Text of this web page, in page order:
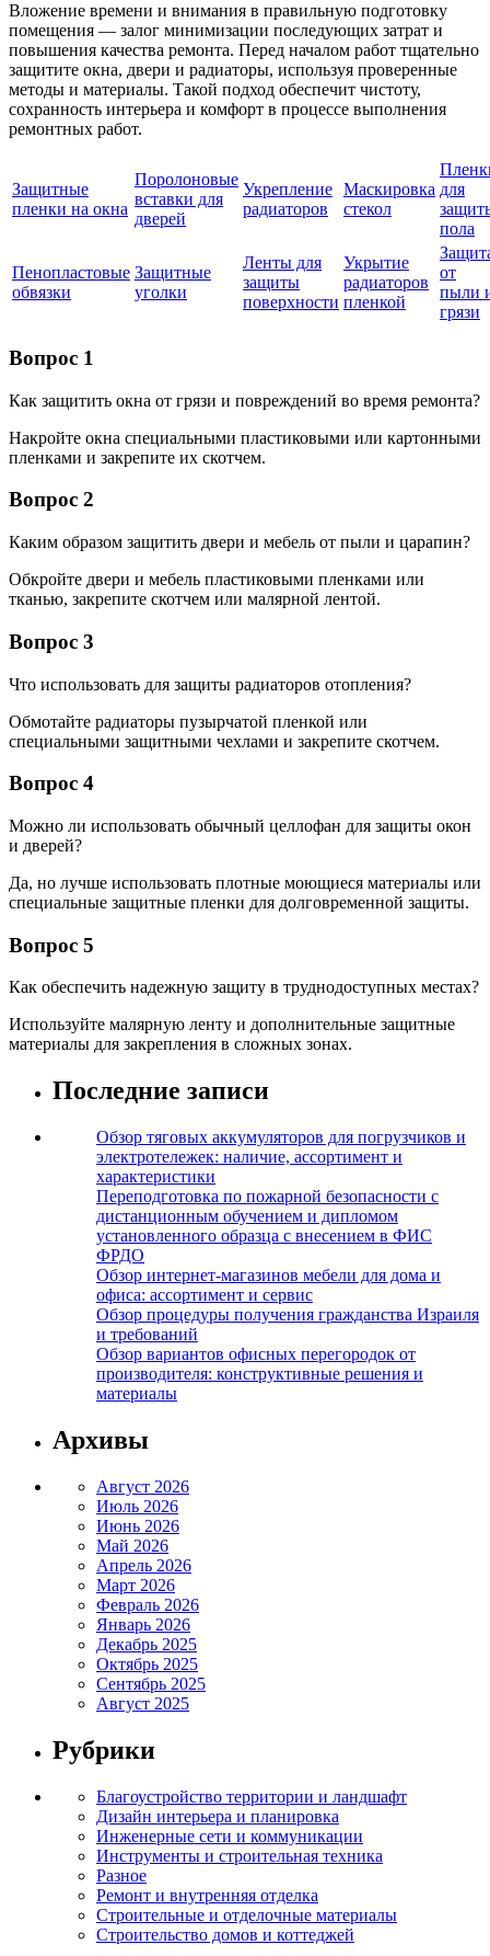
Вложение времени и внимания в правильную подготовку
помещения — залог минимизации последующих затрат и
повышения качества ремонта. Перед началом работ тщательно
защитите окна, двери и радиаторы, используя проверенные
методы и материалы. Такой подход обеспечит чистоту,
сохранность интерьера и комфорт в процессе выполнения
ремонтных работ.
Защитные
пленки на окна
Поролоновые
вставки для
дверей
Укрепление
радиаторов
Маскировка
стекол
для
пола
Пенопластовые
обвязки
Защитные
уголки
Ленты для
защиты
поверхности
Укрытие
радиаторов
пленкой
от
пыли
грязи
Вопрос 1
Как защитить окна от грязи и повреждений во время ремонта?
Накройте окна специальными пластиковыми или картонными
пленками и закрепите их скотчем.
Вопрос 2
Каким образом защитить двери и мебель от пыли и царапин?
Обкройте двери и мебель пластиковыми пленками или
тканью, закрепите скотчем или малярной лентой.
Вопрос 3
Что использовать для защиты радиаторов отопления?
Обмотайте радиаторы пузырчатой пленкой или
специальными защитными чехлами и закрепите скотчем.
Вопрос 4
Можно ли использовать обычный целлофан для защиты окон
и дверей?
Да, но лучше использовать плотные моющиеся материалы или
специальные защитные пленки для долговременной защиты.
Вопрос 5
Как обеспечить надежную защиту в труднодоступных местах?
Используйте малярную ленту и дополнительные защитные
материалы для закрепления в сложных зонах.
Последние записи
Обзор тяговых аккумуляторов для погрузчиков и
электротележек: наличие, ассортимент и
характеристики
Переподготовка по пожарной безопасности с
дистанционным обучением и дипломом
установленного образца с внесением в ФИС
ФРДО
Обзор интернет-магазинов мебели для дома и
офиса: ассортимент и сервис
Обзор процедуры получения гражданства Израиля
и требований
Обзор вариантов офисных перегородок от
производителя: конструктивные решения и
материалы
Архивы
Август 2026
Июль 2026
Июнь 2026
Май 2026
Апрель 2026
Март 2026
Февраль 2026
Январь 2026
Декабрь 2025
Октябрь 2025
Сентябрь 2025
Август 2025
Рубрики
Благоустройство территории и ландшафт
Дизайн интерьера и планировка
Инженерные сети и коммуникации
Инструменты и строительная техника
Разное
Ремонт и внутренняя отделка
Строительные и отделочные материалы
Строительство домов и коттеджей